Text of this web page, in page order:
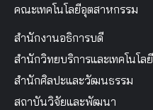
คณะเทคโนโลยีอุตสาหกรรม
สำนักงานอธิการบดี
สำนักวิทยบริการและเทคโนโล
สำนักศิลปะและวัฒนธรรม
สถาบันวิจัยและพัฒนา